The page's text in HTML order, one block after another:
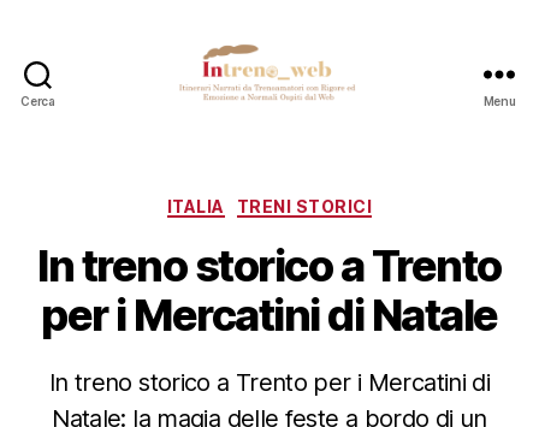
Cerca Menu
Categorie
ITALIA TRENI STORICI
In treno storico a Trento
per i Mercatini di Natale
In treno storico a Trento per i Mercatini di
Natale: la magia delle feste a bordo di un